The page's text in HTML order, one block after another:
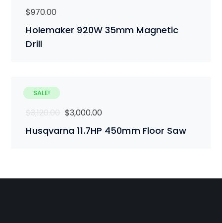
Holemaker 920W 35mm Magnetic
Drill
$970.00
SALE!
Husqvarna 11.7HP 450mm Floor Saw
$3,120.00 $3,000.00